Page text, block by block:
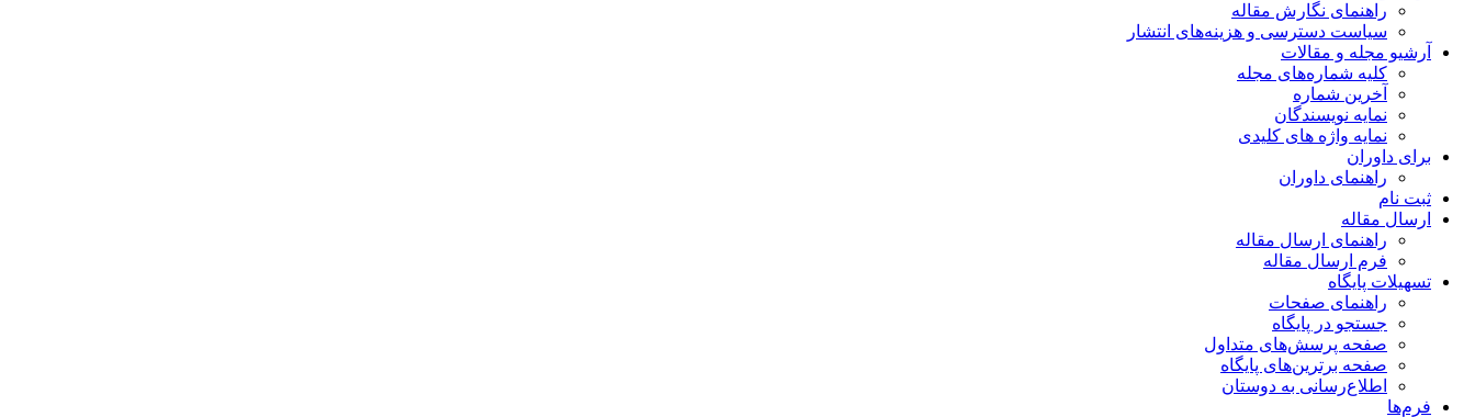
راهنمای نگارش مقاله
سیاست دسترسی و هزینه‌های انتشار
آرشیو مجله و مقالات
کلیه شماره‌های مجله
آخرین شماره
نمایه نویسندگان
نمایه واژه های کلیدی
برای داوران
راهنمای داوران
ثبت نام
ارسال مقاله
راهنمای ارسال مقاله
فرم ارسال مقاله
تسهیلات پایگاه
راهنمای صفحات
جستجو در پایگاه
صفحه پرسش‌های متداول
صفحه برترین‌های پایگاه
اطلاع‌رسانی به دوستان
فرم‌ها